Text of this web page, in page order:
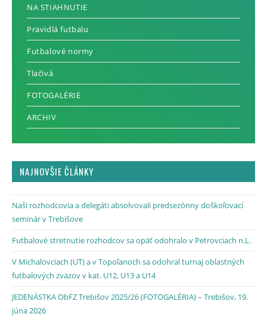
NA STIAHNUTIE
Pravidlá futbalu
Futbalové normy
Tlačivá
FOTOGALÉRIE
ARCHIV
NAJNOVŠIE ČLÁNKY
Naši rozhodcovia a delegáti absolvovali predsezónny doškoľovací
seminár v Trebišove
Futbalové stretnutie rozhodcov sa opäť odohralo v Petrovciach n.L.
V Michalovciach (UT) a v Topoľanoch sa odohral turnaj oblastných
futbalových zväzov v kat. U12, U13 a U14
JEDENÁSTKA ObFZ Trebišov 2025/26 (FOTOGALÉRIA) – Trebišov, 19.
júna 2026